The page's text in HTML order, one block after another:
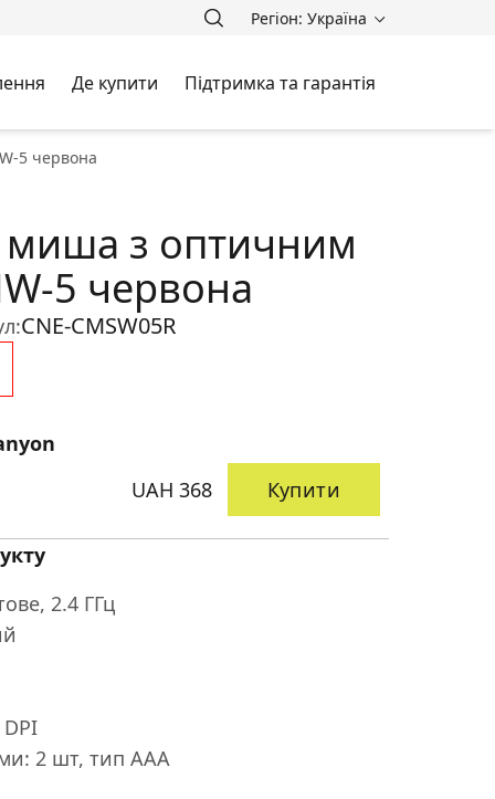
Регіон: Україна
Де купити Підтримка та гарантія
5 червона
миша з оптичним
5 червона
CNE-CMSW05R
2.4 ГГц
2 шт, тип AAA
UAH 368
Купити